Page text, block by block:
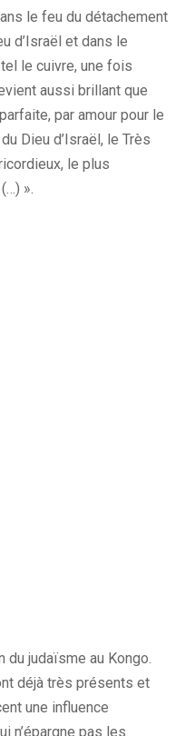
le feu du détachement
d’Israël et dans le
le cuivre, une fois
aussi brillant que
par amour pour le
Dieu d’Israël, le Très
le plus
».
du judaïsme au Kongo.
déjà très présents et
une influence
n’épargne pas les